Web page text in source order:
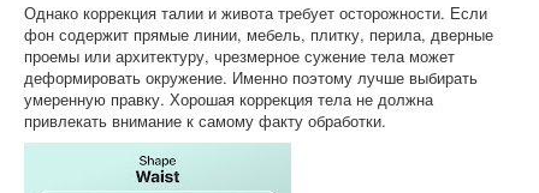
Однако коррекция талии и живота требует осторожности. Если
фон содержит прямые линии, мебель, плитку, перила, дверные
проемы или архитектуру, чрезмерное сужение тела может
деформировать окружение. Именно поэтому лучше выбирать
умеренную правку. Хорошая коррекция тела не должна
привлекать внимание к самому факту обработки.